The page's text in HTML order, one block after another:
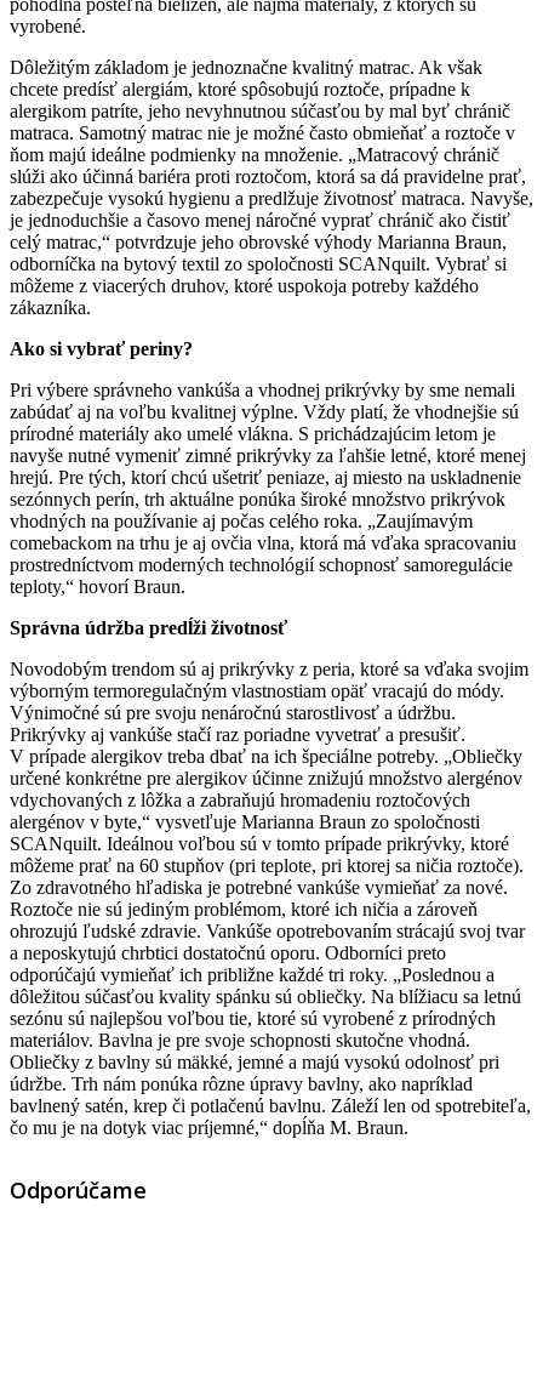
vyrobené.
Dôležitým základom je jednoznačne kvalitný matrac. Ak však
chcete predísť alergiám, ktoré spôsobujú roztoče, prípadne k
alergikom patríte, jeho nevyhnutnou súčasťou by mal byť chránič
matraca. Samotný matrac nie je možné často obmieňať a roztoče v
ňom majú ideálne podmienky na množenie. „Matracový chránič
slúži ako účinná bariéra proti roztočom, ktorá sa dá pravidelne prať,
zabezpečuje vysokú hygienu a predlžuje životnosť matraca. Navyše,
je jednoduchšie a časovo menej náročné vyprať chránič ako čistiť
celý matrac,“ potvrdzuje jeho obrovské výhody Marianna Braun,
odborníčka na bytový textil zo spoločnosti SCANquilt. Vybrať si
môžeme z viacerých druhov, ktoré uspokoja potreby každého
zákazníka.
Ako si vybrať periny?
Pri výbere správneho vankúša a vhodnej prikrývky by sme nemali
zabúdať aj na voľbu kvalitnej výplne. Vždy platí, že vhodnejšie sú
prírodné materiály ako umelé vlákna. S prichádzajúcim letom je
navyše nutné vymeniť zimné prikrývky za ľahšie letné, ktoré menej
hrejú. Pre tých, ktorí chcú ušetriť peniaze, aj miesto na uskladnenie
sezónnych perín, trh aktuálne ponúka široké množstvo prikrývok
vhodných na používanie aj počas celého roka. „Zaujímavým
comebackom na trhu je aj ovčia vlna, ktorá má vďaka spracovaniu
prostredníctvom moderných technológií schopnosť samoregulácie
teploty,“ hovorí Braun.
Správna údržba predĺži životnosť
Novodobým trendom sú aj prikrývky z peria, ktoré sa vďaka svojim
výborným termoregulačným vlastnostiam opäť vracajú do módy.
Výnimočné sú pre svoju nenáročnú starostlivosť a údržbu.
Prikrývky aj vankúše stačí raz poriadne vyvetrať a presušiť.
V prípade alergikov treba dbať na ich špeciálne potreby. „Obliečky
určené konkrétne pre alergikov účinne znižujú množstvo alergénov
vdychovaných z lôžka a zabraňujú hromadeniu roztočových
alergénov v byte,“ vysvetľuje Marianna Braun zo spoločnosti
SCANquilt. Ideálnou voľbou sú v tomto prípade prikrývky, ktoré
môžeme prať na 60 stupňov (pri teplote, pri ktorej sa ničia roztoče).
Zo zdravotného hľadiska je potrebné vankúše vymieňať za nové.
Roztoče nie sú jediným problémom, ktoré ich ničia a zároveň
ohrozujú ľudské zdravie. Vankúše opotrebovaním strácajú svoj tvar
a neposkytujú chrbtici dostatočnú oporu. Odborníci preto
odporúčajú vymieňať ich približne každé tri roky. „Poslednou a
dôležitou súčasťou kvality spánku sú obliečky. Na blížiacu sa letnú
sezónu sú najlepšou voľbou tie, ktoré sú vyrobené z prírodných
materiálov. Bavlna je pre svoje schopnosti skutočne vhodná.
Obliečky z bavlny sú mäkké, jemné a majú vysokú odolnosť pri
údržbe. Trh nám ponúka rôzne úpravy bavlny, ako napríklad
bavlnený satén, krep či potlačenú bavlnu. Záleží len od spotrebiteľa,
čo mu je na dotyk viac príjemné,“ dopĺňa M. Braun.
Odporúčame